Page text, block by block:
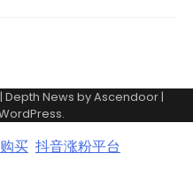
| Depth News byAscendoor |
.
买 抖音涨粉平台